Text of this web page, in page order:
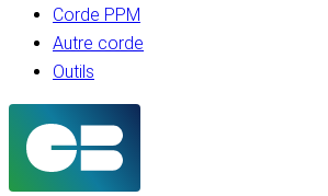
Corde PPM
Autre corde
Outils